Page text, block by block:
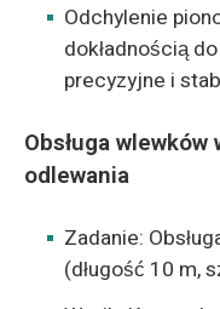
Odchylenie
dokładnością
precyzyjne i
Obsługa
odlewania
Zadanie:
(długość 10 m,